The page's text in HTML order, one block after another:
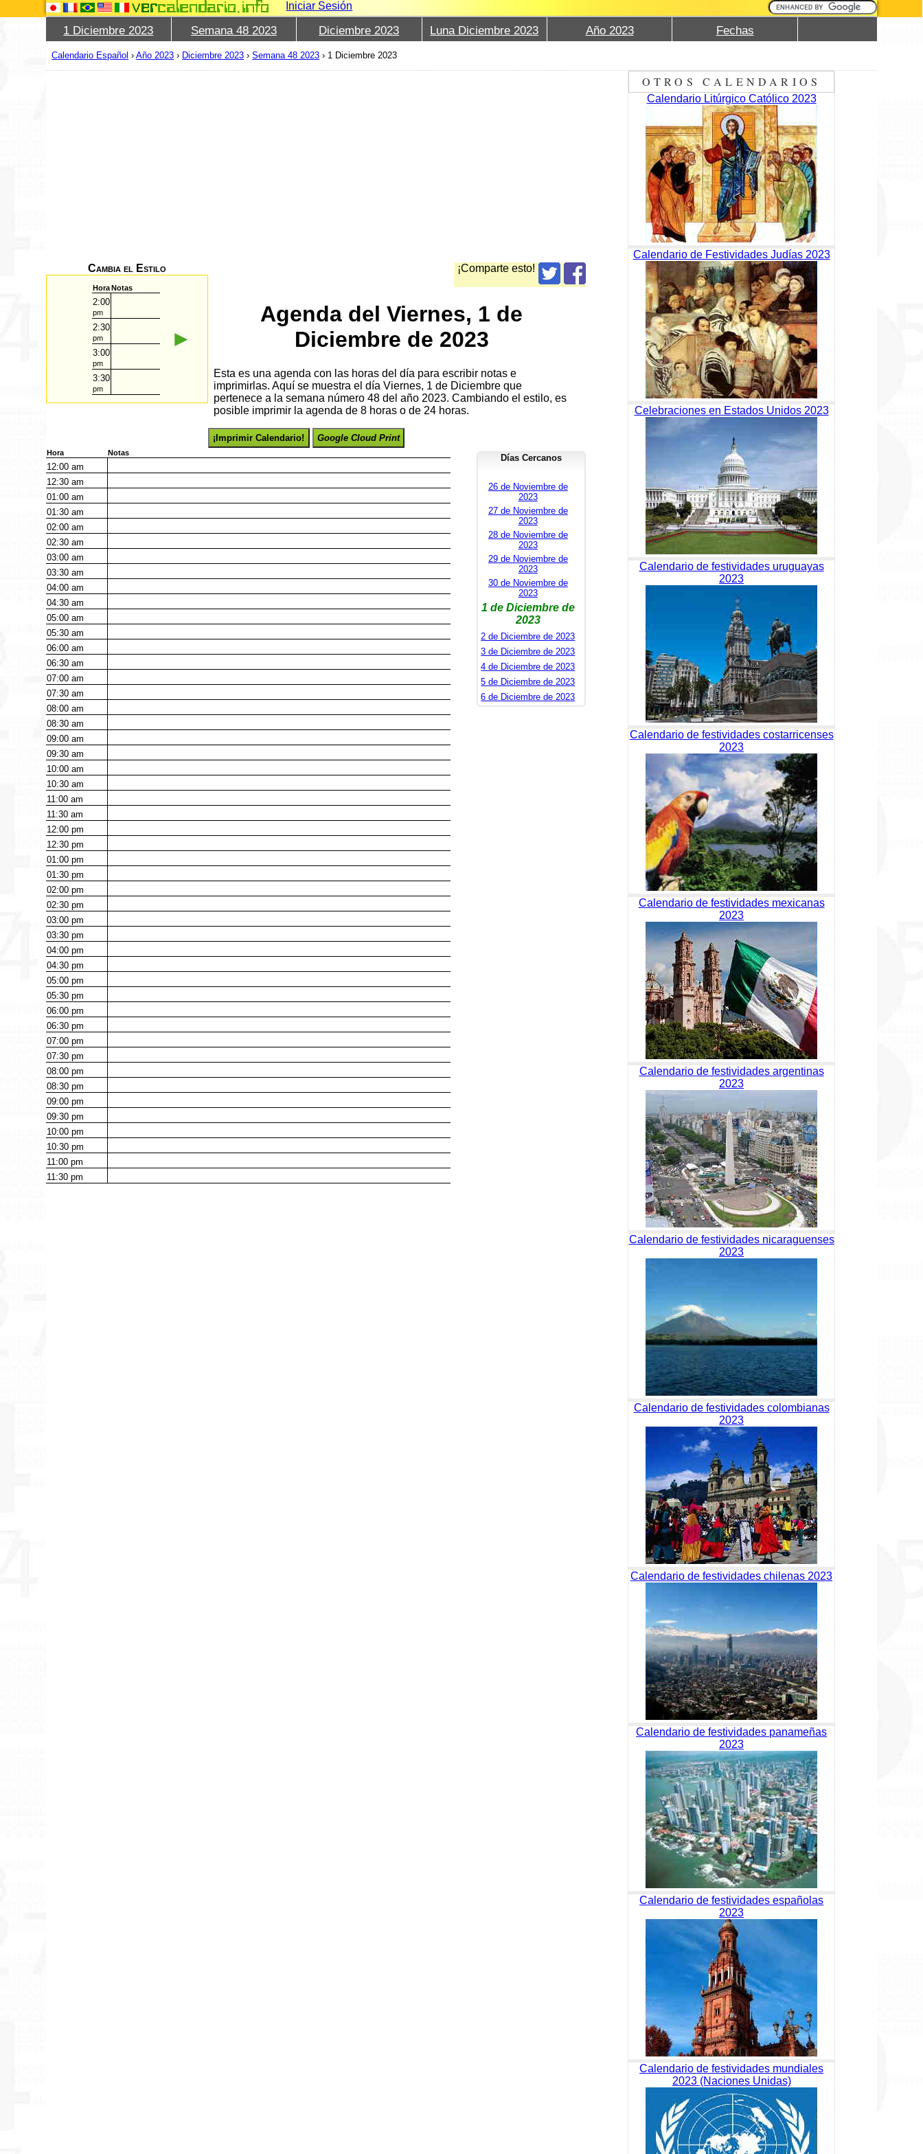
Iniciar Sesión
1 Diciembre 2023 Semana 48 2023 Diciembre 2023 Luna Diciembre 2023 Año 2023 Fechas
Calendario Español ›Año 2023 › Diciembre 2023 ›Semana 48 2023 › 1 Diciembre 2023
¡Comparte esto!
Cambia el Estilo
HoraNotas
2:00
pm
2:30
pm
3:00
pm
3:30
pm
►
Agenda del Viernes, 1 de
Diciembre de 2023
Esta es una agenda con las horas del día para escribir notas e
imprimirlas. Aquí se muestra el día Viernes, 1 de Diciembre que
pertenece a la semana número 48 del año 2023. Cambiando el estilo, es
posible imprimir la agenda de 8 horas o de 24 horas.
¡Imprimir Calendario! Google Cloud Print
Hora Notas
12:00am
12:30am
01:00am
01:30am
02:00am
02:30am
03:00am
03:30am
04:00am
04:30am
05:00am
05:30am
06:00am
06:30am
07:00am
07:30am
08:00am
08:30am
09:00am
09:30am
10:00am
10:30am
11:00am
11:30am
12:00pm
12:30pm
01:00pm
01:30pm
02:00pm
02:30pm
03:00pm
03:30pm
04:00pm
04:30pm
05:00pm
05:30pm
06:00pm
06:30pm
07:00pm
07:30pm
08:00pm
08:30pm
09:00pm
09:30pm
10:00pm
10:30pm
11:00pm
11:30pm
Días Cercanos
26 de Noviembre de
2023
27 de Noviembre de
2023
28 de Noviembre de
2023
29 de Noviembre de
2023
30 de Noviembre de
2023
1 de Diciembre de
2023
2 de Diciembre de 2023
3 de Diciembre de 2023
4 de Diciembre de 2023
5 de Diciembre de 2023
6 de Diciembre de 2023
OTROS CALENDARIOS
Calendario Litúrgico Católico 2023
Calendario de Festividades Judías 2023
Celebraciones en Estados Unidos 2023
Calendario de festividades uruguayas
2023
Calendario de festividades costarricenses
2023
Calendario de festividades mexicanas
2023
Calendario de festividades argentinas
2023
Calendario de festividades nicaraguenses
2023
Calendario de festividades colombianas
2023
Calendario de festividades chilenas 2023
Calendario de festividades panameñas
2023
Calendario de festividades españolas
2023
Calendario de festividades mundiales
2023 (Naciones Unidas)